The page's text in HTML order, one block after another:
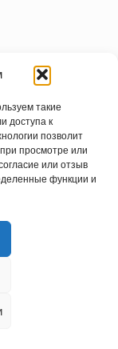
такие
доступа к
позволит
просмотре или
или отзыв
функции и
дорога, Чжунсин